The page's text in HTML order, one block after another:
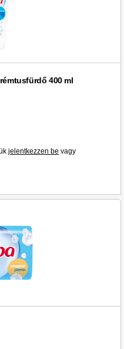
400 ml
jelentkezzen be vagy